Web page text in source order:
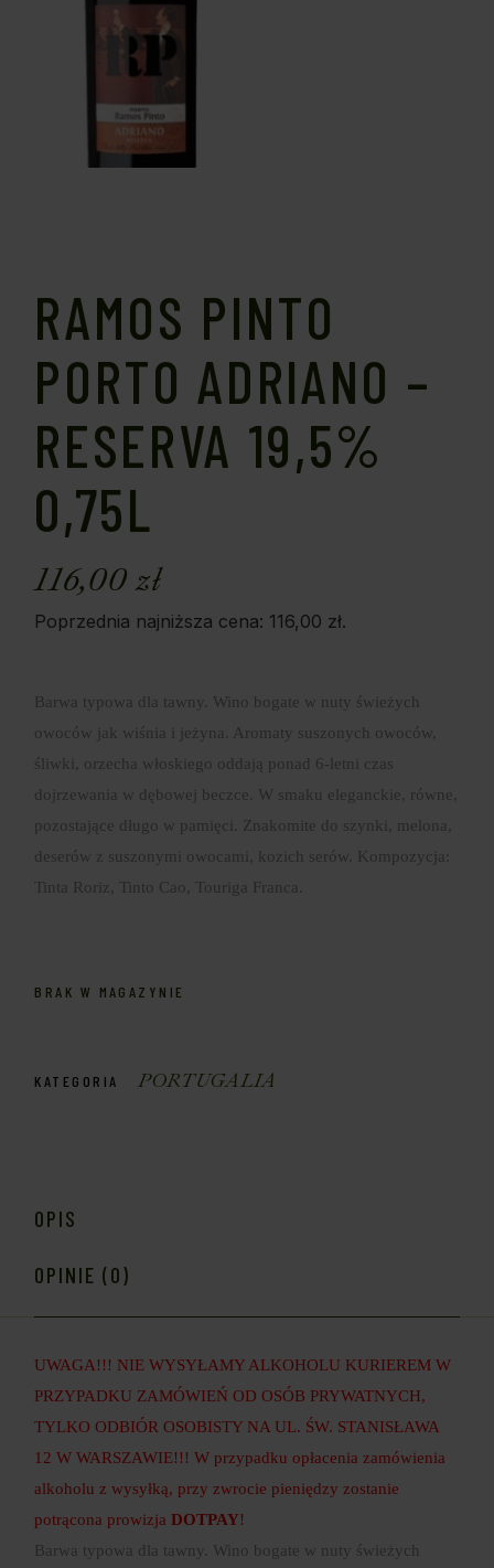
RAMOS PINTO
PORTO ADRIANO –
RESERVA 19,5%
0,75L
116,00zł
Poprzednia najniższa cena: 116,00 zł.
Barwa typowa dla tawny. Wino bogate w nuty świeżych
owoców jak wiśnia i jeżyna. Aromaty suszonych owoców,
śliwki, orzecha włoskiego oddają ponad 6-letni czas
dojrzewania w dębowej beczce. W smaku eleganckie, równe,
pozostające długo w pamięci. Znakomite do szynki, melona,
deserów z suszonymi owocami, kozich serów. Kompozycja:
Tinta Roriz, Tinto Cao, Touriga Franca.
BRAK W MAGAZYNIE
KATEGORIA PORTUGALIA
OPIS
OPINIE (0)
UWAGA!!! NIE WYSYŁAMY ALKOHOLU KURIEREM W
PRZYPADKU ZAMÓWIEŃ OD OSÓB PRYWATNYCH,
TYLKO ODBIÓR OSOBISTY NA UL. ŚW. STANISŁAWA
12 W WARSZAWIE!!! W przypadku opłacenia zamówienia
alkoholu z wysyłką, przy zwrocie pieniędzy zostanie
potrącona prowizjaDOTPAY!
Barwa typowa dla tawny. Wino bogate w nuty świeżych